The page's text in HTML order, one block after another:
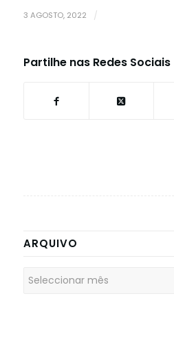
3 AGOSTO, 2022 /
Partilhe nas Redes Sociais
ARQUIVO